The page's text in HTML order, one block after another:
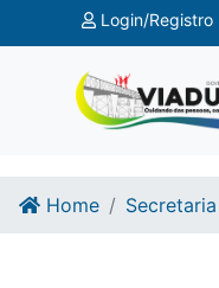
Ir para o conteúdo
Ir para o fim do conteúdo
Login/Registro
Home Secretaria